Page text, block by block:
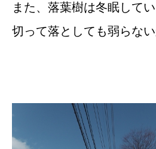
また、落葉樹は冬眠して
切って落としても弱らな